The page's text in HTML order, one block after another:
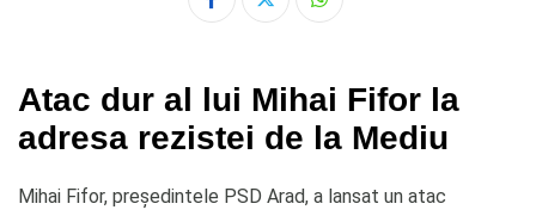
Whatsapp
Atac dur al lui Mihai Fifor la
adresa rezistei de la Mediu
Mihai Fifor, președintele PSD Arad, a lansat un atac